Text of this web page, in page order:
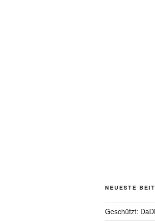
NEUESTE
Geschützt: